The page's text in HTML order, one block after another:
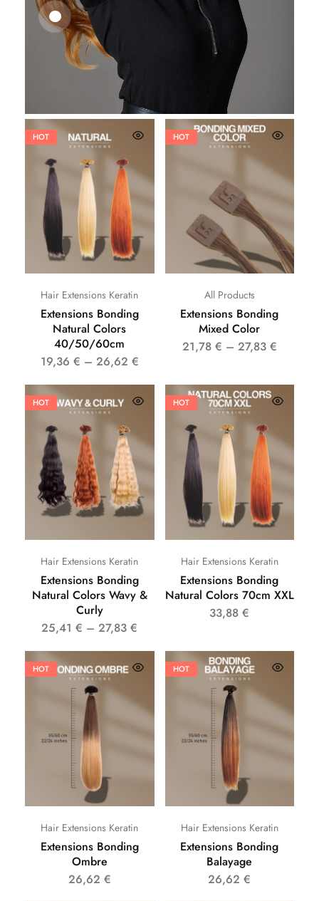
HOT
Hair Extensions Keratin
Extensions Bonding
Natural Colors
40/50/60cm
19,36 € – 26,62 €
HOT
All Products
Extensions Bonding
Mixed Color
21,78 € – 27,83 €
HOT
Hair Extensions Keratin
Extensions Bonding
Natural Colors Wavy &
Curly
25,41€ –27,83€
HOT
Hair Extensions Keratin
Extensions Bonding
Natural Colors 70cm XXL
33,88€
HOT
Hair Extensions Keratin
Extensions Bonding
Ombre
26,62 €
HOT
Hair Extensions Keratin
Extensions Bonding
Balayage
26,62€